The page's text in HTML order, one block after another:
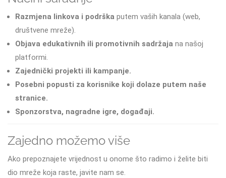
Razmjena linkova i podrška putem vaših kanala (web,
društvene mreže).
Objava edukativnih ili promotivnih sadržaja na našoj
platformi.
Zajednički projekti ili kampanje.
Posebni popusti za korisnike koji dolaze putem naše
stranice.
Sponzorstva, nagradne igre, događaji.
Zajedno možemo više
Ako prepoznajete vrijednost u onome što radimo i želite biti
dio mreže koja raste, javite nam se.